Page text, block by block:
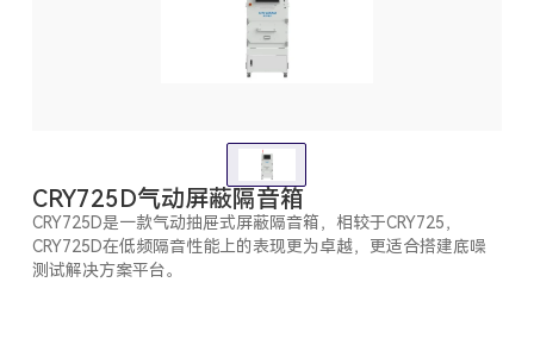
CRY725D气动屏蔽隔音箱
CRY725D是一款气动抽屉式屏蔽隔音箱，相较于CRY725，
CRY725D在低频隔音性能上的表现更为卓越，更适合搭建底噪
测试解决方案平台。